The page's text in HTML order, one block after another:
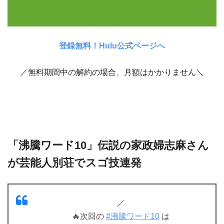
登録無料！Hulu公式ページへ
／無料期間中の解約の場合、月額はかかりません＼
「沸騰ワード10」伝説の家政婦志麻さん
が芸能人別荘でスゴ技連発
／
🔥次回の #沸騰ワード10 は